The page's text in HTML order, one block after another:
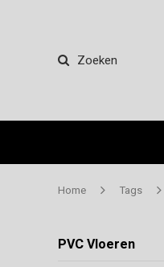
Zoeken
Home Tags
PVC Vloeren